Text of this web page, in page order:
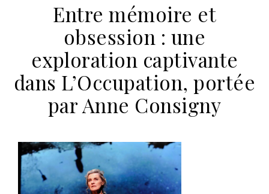
Entre mémoire et
obsession : une
exploration captivante
dans L’Occupation, portée
par Anne Consigny